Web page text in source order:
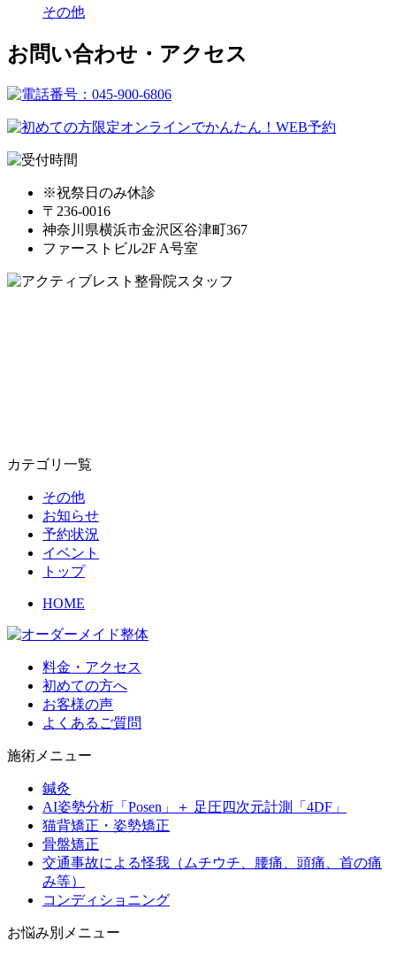
その他
お問い合わせ・アクセス
※祝祭日のみ休診
〒236-0016
神奈川県横浜市金沢区谷津町367
ファーストビル2F A号室
カテゴリ一覧
その他
お知らせ
予約状況
イベント
トップ
HOME
料金・アクセス
初めての方へ
お客様の声
よくあるご質問
施術メニュー
鍼灸
AI姿勢分析「Posen」＋ 足圧四次元計測「4DF」
猫背矯正・姿勢矯正
骨盤矯正
交通事故による怪我（ムチウチ、腰痛、頭痛、首の痛
み等）
コンディショニング
お悩み別メニュー